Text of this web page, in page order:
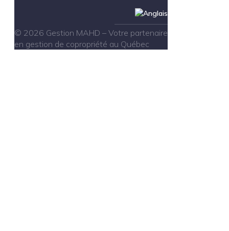
© 2026 Gestion MAHD – Votre partenaire
en gestion de copropriété au Québec